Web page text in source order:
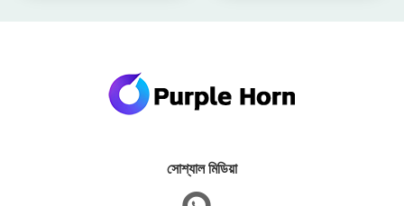
সোশ্যাল মিডিয়া